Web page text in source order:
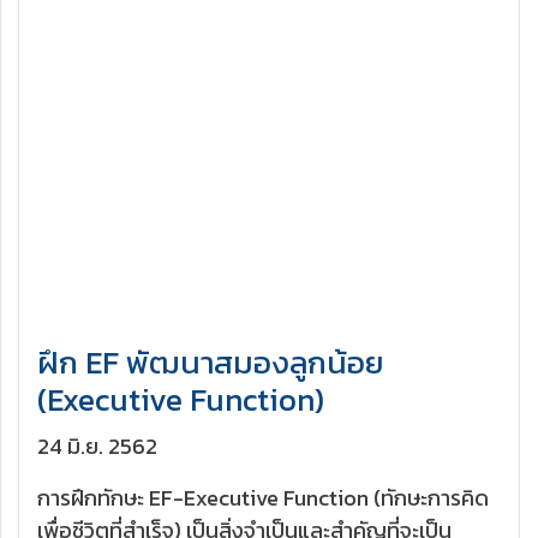
ฝึก EF พัฒนาสมองลูกน้อย
(Executive Function)
24 มิ.ย. 2562
การฝึกทักษะ EF-Executive Function (ทักษะการคิด
เพื่อชีวิตที่สำเร็จ) เป็นสิ่งจำเป็นและสำคัญที่จะเป็น